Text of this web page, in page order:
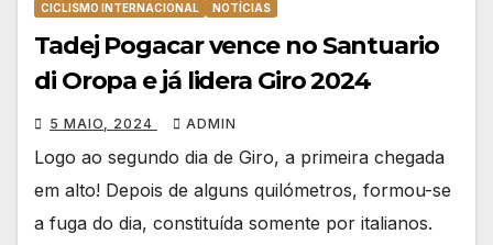
CICLISMO INTERNACIONAL NOTÍCIAS
Tadej Pogacar vence no Santuario
di Oropa e já lidera Giro 2024
5 MAIO, 2024 ADMIN
Logo ao segundo dia de Giro, a primeira chegada
em alto! Depois de alguns quilómetros, formou-se
a fuga do dia, constituída somente por italianos.